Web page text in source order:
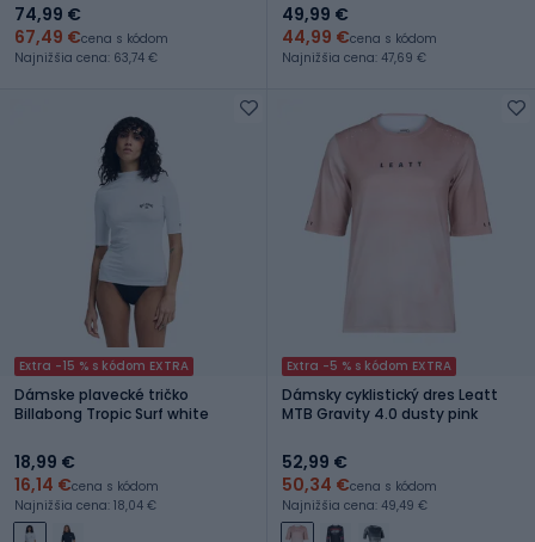
74,99 €
67,49 €cena s kódom
Najnižšia cena: 63,74 €
49,99 €
44,99 €cena s kódom
Najnižšia cena: 47,69 €
Extra -15 % s kódom EXTRA
Dámske plavecké tričko
Billabong Tropic Surf white
18,99 €
16,14 €cena s kódom
Najnižšia cena: 18,04 €
Extra -5 % s kódom EXTRA
Dámsky cyklistický dres Leatt
MTB Gravity 4.0 dusty pink
52,99 €
50,34 €cena s kódom
Najnižšia cena: 49,49 €